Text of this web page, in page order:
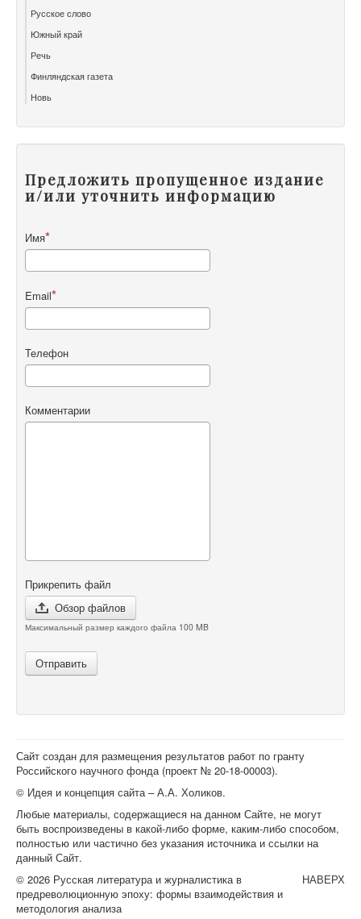
Русское слово
Южный край
Речь
Финляндская газета
Новь
Предложить пропущенное издание
и/или уточнить информацию
Имя
Email
Телефон
Комментарии
Прикрепить файл
Обзор файлов
Максимальный размер каждого файла 100 MB
Отправить
Сайт создан для размещения результатов работ по гранту
Российского научного фонда (проект № 20-18-00003).
© Идея и концепция сайта – А.А. Холиков.
Любые материалы, содержащиеся на данном Сайте, не могут
быть воспроизведены в какой-либо форме, каким-либо способом,
полностью или частично без указания источника и ссылки на
данный Сайт.
НАВЕРХ
© 2026 Русская литература и журналистика в
предреволюционную эпоху: формы взаимодействия и
методология анализа